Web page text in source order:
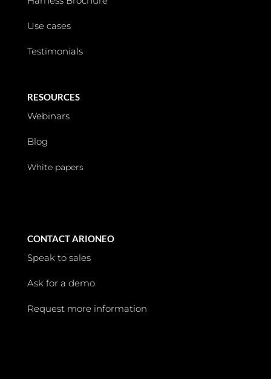
Use cases
Testimonials
RESOURCES
Webinars
Blog
White papers
CONTACT ARIONEO
Speak to sales
Ask for a demo
Request more information